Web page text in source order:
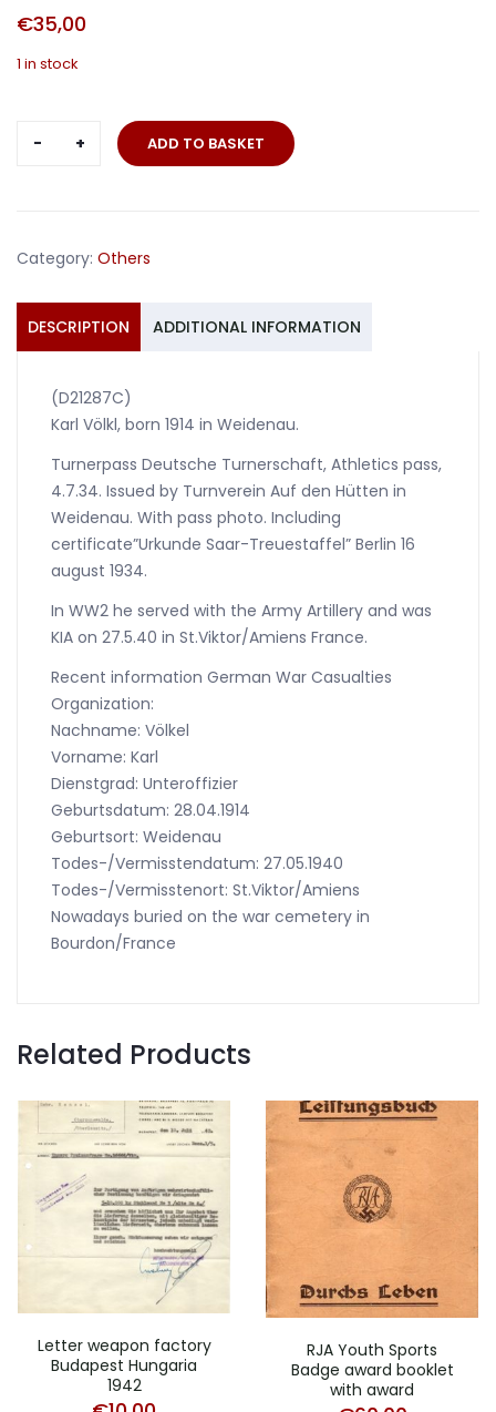
€35,00
1 in stock
Turnerpass
Deutsche
1934
ADD TO BASKET
Category: Others
DESCRIPTION ADDITIONAL INFORMATION
(D21287C)
Karl Völkl, born 1914 in Weidenau.
Turnerpass Deutsche Turnerschaft, Athletics pass,
4.7.34. Issued by Turnverein Auf den Hütten in
Weidenau. With pass photo. Including
certificate”Urkunde Saar-Treuestaffel” Berlin 16
august 1934.
In WW2 he served with the Army Artillery and was
KIA on 27.5.40 in St.Viktor/Amiens France.
Recent information German War Casualties
Organization:
Nachname: Völkel
Vorname: Karl
Dienstgrad: Unteroffizier
Geburtsdatum: 28.04.1914
Geburtsort: Weidenau
Todes-/Vermisstendatum: 27.05.1940
Todes-/Vermisstenort: St.Viktor/Amiens
Nowadays buried on the war cemetery in
Bourdon/France
Related Products
Letter weapon factory
Budapest Hungaria
1942
RJA Youth Sports
Badge award booklet
with award